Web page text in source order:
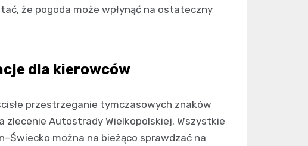
że pogoda może wpłynąć na ostateczny
dla kierowców
przestrzeganie tymczasowych znaków
zlecenie Autostrady Wielkopolskiej. Wszystkie
można na bieżąco sprawdzać na